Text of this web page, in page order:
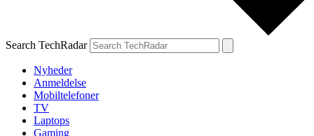
Search TechRadar
Nyheder
Anmeldelse
Mobiltelefoner
TV
Laptops
Gaming